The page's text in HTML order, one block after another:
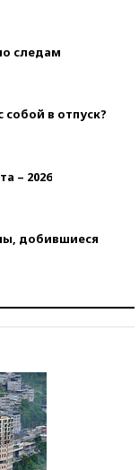
следам
в отпуск?
– 2026
добившиеся